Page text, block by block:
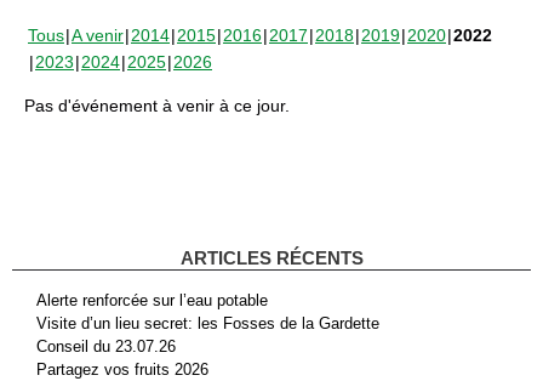
Tous A venir 2014 2015 2016 2017 2018 2019 2020 2022
2023 2024 2025 2026
Pas d'événement à venir à ce jour.
ARTICLES RÉCENTS
Alerte renforcée sur l’eau potable
Visite d’un lieu secret: les Fosses de la Gardette
Conseil du 23.07.26
Partagez vos fruits 2026